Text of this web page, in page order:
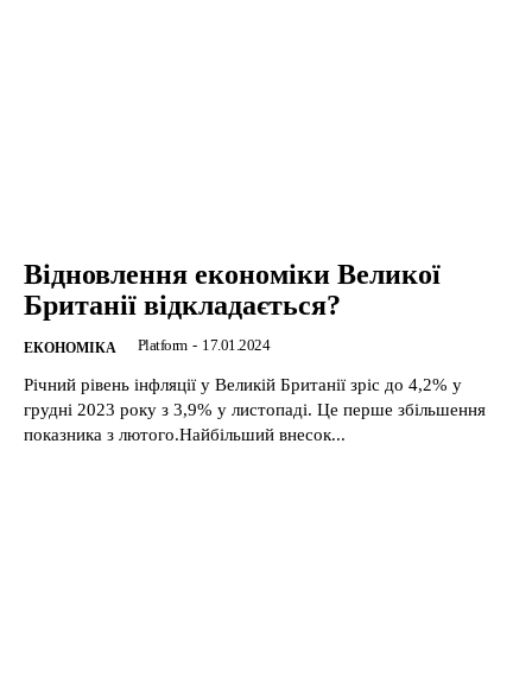
Відновлення економіки Великої
Британії відкладається?
ЕКОНОМІКА Platform - 17.01.2024
Річний рівень інфляції у Великій Британії зріс до 4,2% у
грудні 2023 року з 3,9% у листопаді. Це перше збільшення
показника з лютого.Найбільший внесок...